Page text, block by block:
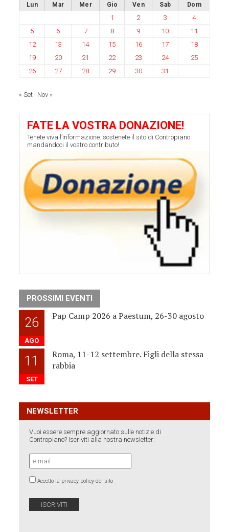
Lun Mar Mer Gio Ven Sab Dom
1 2 3
4
5
6 7 8 9 10
11
12
13 14 15 16 17
18
19
20 21 22 23 24
25
26
27 28 29 30 31
« Set Nov »
FATE LA VOSTRA DONAZIONE!
Tenete viva l’informazione: sostenete il sito di Contropiano
mandandoci il vostro contributo!
PROSSIMI EVENTI
26
AGO
Pap Camp 2026 a Paestum, 26-30 agosto
11
SET
Roma, 11-12 settembre. Figli della stessa
rabbia
NEWSLETTER
Vuoi essere sempre aggiornato sulle notizie di
Contropiano? Iscriviti alla nostra newsletter:
Accetto la privacy policy del sito